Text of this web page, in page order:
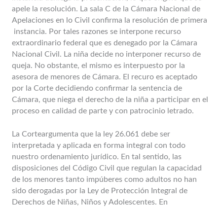
apele la resolución. La sala C de la Cámara Nacional de
Apelaciones en lo Civil confirma la resolución de primera
instancia. Por tales razones se interpone recurso
extraordinario federal que es denegado por la Cámara
Nacional Civil. La niña decide no interponer recurso de
queja. No obstante, el mismo es interpuesto por la
asesora de menores de Cámara. El recuro es aceptado
por la Corte decidiendo confirmar la sentencia de
Cámara, que niega el derecho de la niña a participar en el
proceso en calidad de parte y con patrocinio letrado.
La Corteargumenta que la ley 26.061 debe ser
interpretada y aplicada en forma integral con todo
nuestro ordenamiento jurídico. En tal sentido, las
disposiciones del Código Civil que regulan la capacidad
de los menores tanto impúberes como adultos no han
sido derogadas por la Ley de Protección Integral de
Derechos de Niñas, Niños y Adolescentes. En